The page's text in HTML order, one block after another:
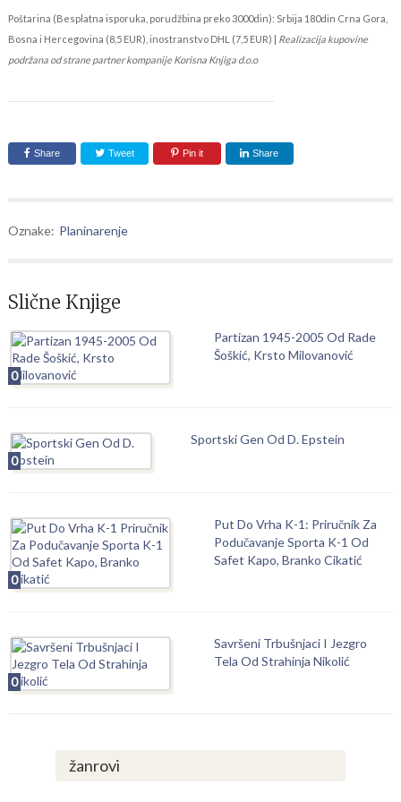
Poštarina (Besplatna isporuka, porudžbina preko 3000din): Srbija 180din Crna Gora,
Bosna i Hercegovina (8,5 EUR), inostranstvo DHL (7,5 EUR) | Realizacija kupovine
podržana od strane partner kompanije Korisna Knjiga d.o.o
Share Tweet Pin it Share
Oznake: Planinarenje
Slične Knjige
0
Partizan 1945-2005 Od Rade
Šoškić, Krsto Milovanović
0
Sportski Gen Od D. Epstein
0
Put Do Vrha K-1: Priručnik Za
Podučavanje Sporta K-1 Od
Safet Kapo, Branko Cikatić
0
Savršeni Trbušnjaci I Jezgro
Tela Od Strahinja Nikolić
žanrovi